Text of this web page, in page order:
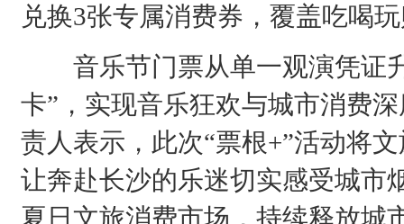
兑换3张专属消费券，覆盖吃喝
音乐节门票从单一观演凭证
卡”，实现音乐狂欢与城市消费
责人表示，此次“票根+”活动将
让奔赴长沙的乐迷切实感受城市
夏日文旅消费市场，持续释放城